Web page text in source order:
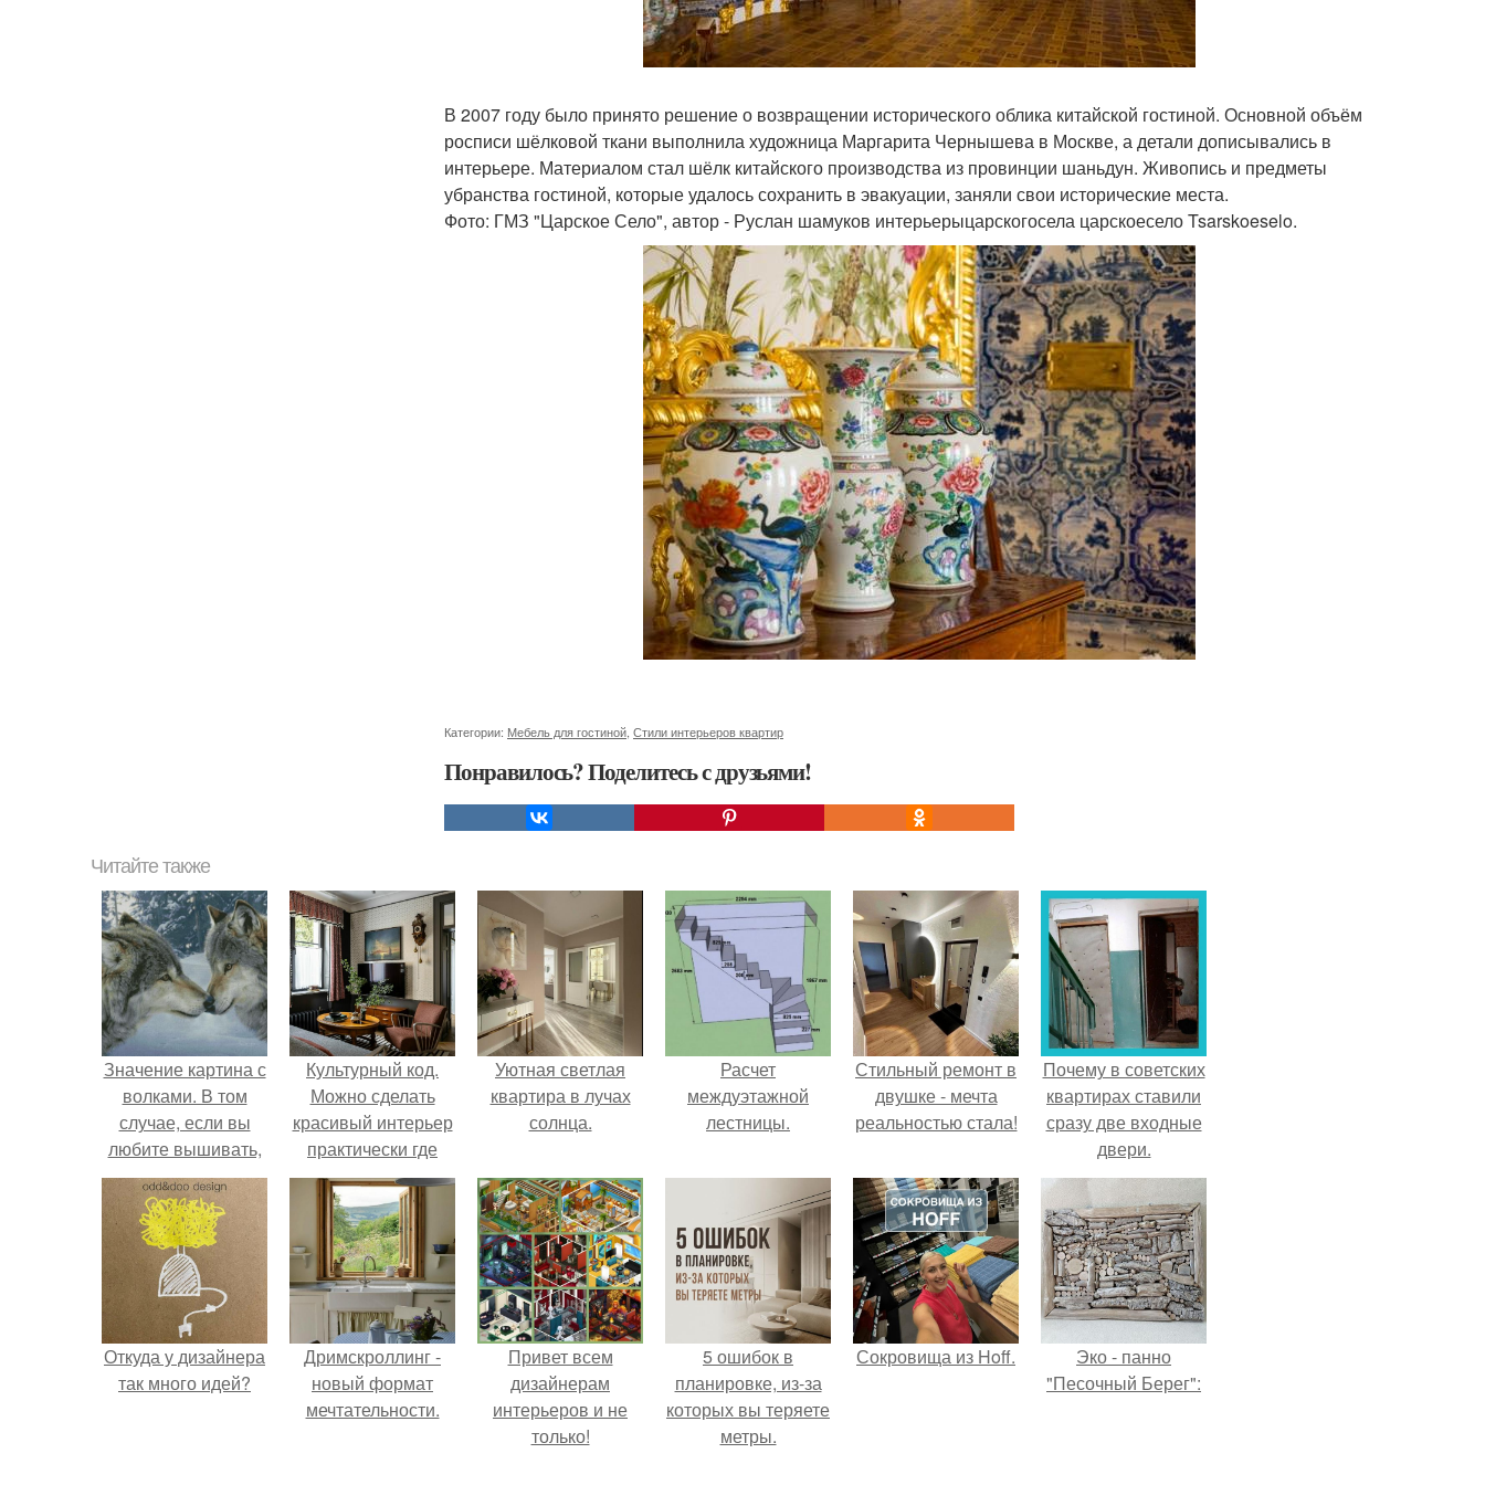
В 2007 году было принято решение о возвращении исторического облика китайской гостиной. Основной объём
росписи шёлковой ткани выполнила художница Маргарита Чернышева в Москве, а детали дописывались в
интерьере. Материалом стал шёлк китайского производства из провинции шаньдун. Живопись и предметы
убранства гостиной, которые удалось сохранить в эвакуации, заняли свои исторические места.
Фото: ГМЗ "Царское Село", автор - Руслан шамуков интерьерыцарскогосела царскоесело Tsarskoeselo.
Категории: Мебель для гостиной Стили интерьеров квартир
Понравилось? Поделитесь с друзьями!
Читайте также
Значение картина с
волками. В том
случае, если вы
любите вышивать,
то наверняка
задумывались о
том, что означает та
или иная вышитая
вами картина.
Культурный код.
Можно сделать
красивый интерьер
практически где
угодно.
Уютная светлая
квартира в лучах
солнца.
Расчет
междуэтажной
лестницы.
Стильный ремонт в
двушке - мечта
реальностью стала!
Почему в советских
квартирах ставили
сразу две входные
двери.
Откуда у дизайнера
так много идей?
Дримскроллинг -
новый формат
мечтательности.
Привет всем
дизайнерам
интерьеров и не
только!
5 ошибок в
планировке, из-за
которых вы теряете
метры.
Сокровища из Hoff.
Эко - панно
"Песочный Берег":